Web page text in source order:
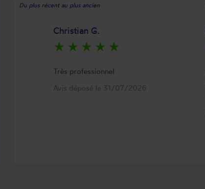
Du plus récent au plus ancien
Christian G.
star_rate star_rate star_rate star_rate star_rate
Très professionnel
Avis déposé le 31/07/2026